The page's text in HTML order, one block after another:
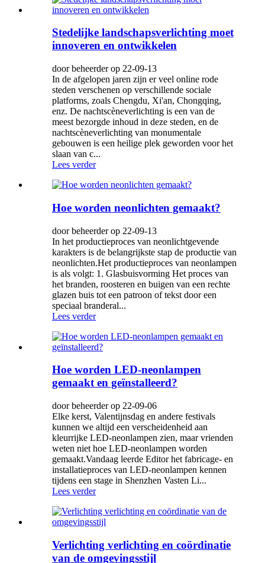
Stedelijke landschapsverlichting moet
innoveren en ontwikkelen
door beheerder op 22-09-13
In de afgelopen jaren zijn er veel online rode
steden verschenen op verschillende sociale
platforms, zoals Chengdu, Xi'an, Chongqing,
enz. De nachtscèneverlichting is een van de
meest bezorgde inhoud in deze steden, en de
nachtscèneverlichting van monumentale
gebouwen is een heilige plek geworden voor het
slaan van c...
Lees verder
Hoe worden neonlichten gemaakt?
door beheerder op 22-09-13
In het productieproces van neonlichtgevende
karakters is de belangrijkste stap de productie van
neonlichten.Het productieproces van neonlampen
is als volgt: 1. Glasbuisvorming Het proces van
het branden, roosteren en buigen van een rechte
glazen buis tot een patroon of tekst door een
speciaal branderal...
Lees verder
Hoe worden LED-neonlampen
gemaakt en geïnstalleerd?
door beheerder op 22-09-06
Elke kerst, Valentijnsdag en andere festivals
kunnen we altijd een verscheidenheid aan
kleurrijke LED-neonlampen zien, maar vrienden
weten niet hoe LED-neonlampen worden
gemaakt.Vandaag leerde Editor het fabricage- en
installatieproces van LED-neonlampen kennen
tijdens een stage in Shenzhen Vasten Li...
Lees verder
Verlichting verlichting en coördinatie
van de omgevingsstijl